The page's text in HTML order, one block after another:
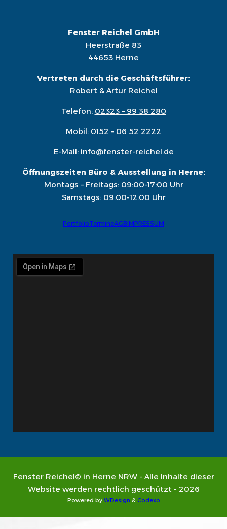
Fenster Reichel GmbH
Heerstraße 83
44653 Herne
Vertreten durch die Geschäftsführer:
Robert & Artur Reichel
Telefon: 02323 – 99 38 280
Mobil: 0152 – 06 52 2222
E-Mail: info@fenster-reichel.de
Öffnungszeiten Büro & Ausstellung in Herne:
Montags – Freitags: 09:00-17:00 Uhr
Samstags: 09:00-12:00 Uhr
PortfolioTermineAGBIMPRESSUM
Fenster Reichel© in Herne NRW - Alle Inhalte dieser
Website werden rechtlich geschützt - 2026
Powered by WDesign & Codexo